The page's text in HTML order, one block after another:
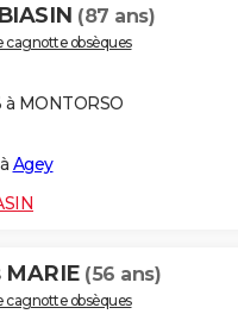
(87 ans)
cagnotte obsèques
MONTORSO
Agey
(56 ans)
cagnotte obsèques